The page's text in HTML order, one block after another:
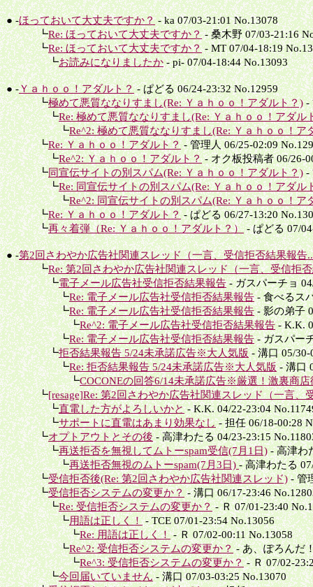
● -ほっておいて大丈夫ですか？- ka 07/03-21:01 No.13078
┗Re: ほっておいて大丈夫ですか？- 桑木野 07/03-21:16
┗Re: ほっておいて大丈夫ですか？- MT 07/04-18:19
┗お読みになりましたか- pi- 07/04-18:44 No.13093
● -Ｙａｈｏｏ！アダルト？- ぱどる 06/24-23:32 No.12959
┗極めて悪質ななりすまし(Re: Ｙａｈｏｏ！アダルト？)-
┗Re: 極めて悪質ななりすまし(Re: Ｙａｈｏｏ！アダル
┗Re^2: 極めて悪質ななりすまし(Re: Ｙａｈｏｏ！ア
┗Re: Ｙａｈｏｏ！アダルト？- 管理人 06/25-02:09
┗Re^2: Ｙａｈｏｏ！アダルト？- オク板投稿者 06/26-
┗同宣伝サイトの別スパム(Re: Ｙａｈｏｏ！アダルト？)-
┗Re: 同宣伝サイトの別スパム(Re: Ｙａｈｏｏ！アダル
┗Re^2: 同宣伝サイトの別スパム(Re: Ｙａｈｏｏ！ア
┗Re: Ｙａｈｏｏ！アダルト？- ぱどる 06/27-13:20
┗再々着弾（Re: Ｙａｈｏｏ！アダルト？）- ぱどる 07/
● -第2回さわやか広告社関連スレッド（一言、受信拒否結果報告..
┗Re: 第2回さわやか広告社関連スレッド（一言、受信拒
┗電子メール広告社受信拒否結果報告- ガスパーチョ
┗Re: 電子メール広告社受信拒否結果報告- 食べるス
┗Re: 電子メール広告社受信拒否結果報告- 影の弟子
┗Re^2: 電子メール広告社受信拒否結果報告- K.K.
┗Re: 電子メール広告社受信拒否結果報告- ガスパー
┗拒否結果報告 5/24未承諾広告※大人気版- 溝口 05/30-
┗Re: 拒否結果報告 5/24未承諾広告※大人気版- 溝口
┗COCONEの回答6/14未承諾広告※厳選！激裏商店
┗[resage]Re: 第2回さわやか広告社関連スレッド（一言、
┗直電した方がよろしいかと- K.K. 04/22-23:04
┗サポートに直電はあまり効果なし- 担任 06/18-00:28
┗オプトアウトとその後- 高津わたる 04/23-23:15
┗再送拒否を無視してムトーspam受信(7月1日)- 高津わ
┗再送拒否無視のムトーspam(7月3日)- 高津わたる
┗受信拒否後(Re: 第2回さわやか広告社関連スレッド)- 管
┗受信拒否システムの変更か？- 溝口 06/17-23:46
┗Re: 受信拒否システムの変更か？- Ｒ 07/01-23:40
┗用語は正しく！- TCE 07/01-23:54 No.13056
┗Re: 用語は正しく！- Ｒ 07/02-00:11 No.13058
┗Re^2: 受信拒否システムの変更か？- あ、ぽろんだ
┗Re^3: 受信拒否システムの変更か？- Ｒ 07/02-
┗今回届いていません- 溝口 07/03-03:25 No.13070